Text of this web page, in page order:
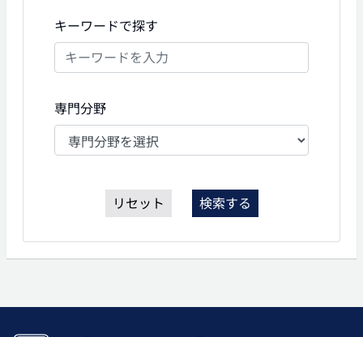
キーワードで探す
専門分野
リセット 検索する